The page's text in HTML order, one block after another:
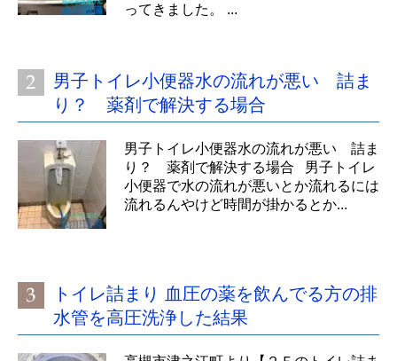
ってきました。 ...
男子トイレ小便器水の流れが悪い 詰ま
り？ 薬剤で解決する場合
男子トイレ小便器水の流れが悪い 詰ま
り？ 薬剤で解決する場合 男子トイレ
小便器で水の流れが悪いとか流れるには
流れるんやけど時間が掛かるとか...
トイレ詰まり 血圧の薬を飲んでる方の排
水管を高圧洗浄した結果